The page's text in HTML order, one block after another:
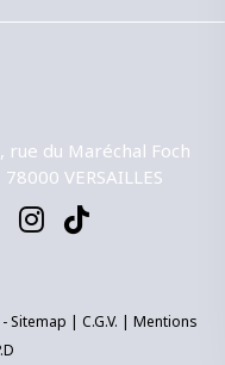
rue du Maréchal Foch
78000 VERSAILLES
- Sitemap | C.G.V. | Mentions